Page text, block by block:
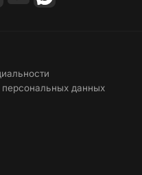
персональных данных